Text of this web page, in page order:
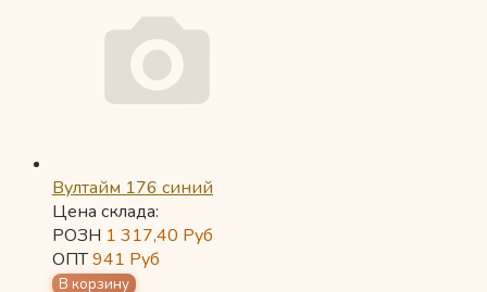
Вултайм 176 синий
Цена склада:
РОЗН 1 317,40 Руб
ОПТ941 Руб